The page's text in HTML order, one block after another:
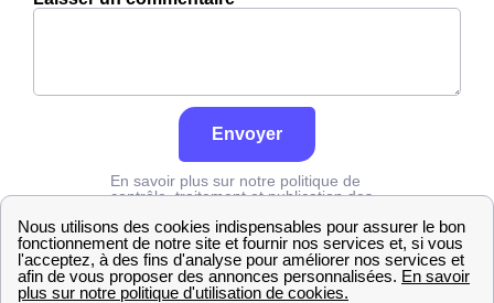
Envoyer
En savoir plus sur notre politique de
contrôle, traitement et publication des
Grdf Côte-d'Or Origny